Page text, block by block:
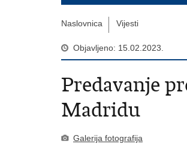
Naslovnica Vijesti
Objavljeno: 15.02.2023.
Predavanje
Madridu
Galerija fotografija